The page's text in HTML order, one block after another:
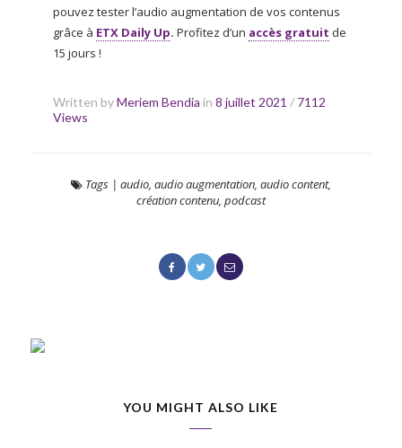
pouvez tester l’audio augmentation de vos contenus
grâce à ETX Daily Up. Profitez d’un accès gratuit de
15 jours !
Written byMeriem Bendia in 8 juillet 2021 / 7112
Views
Tags| audio, audio augmentation, audio content,
création contenu, podcast
YOU MIGHT ALSO LIKE